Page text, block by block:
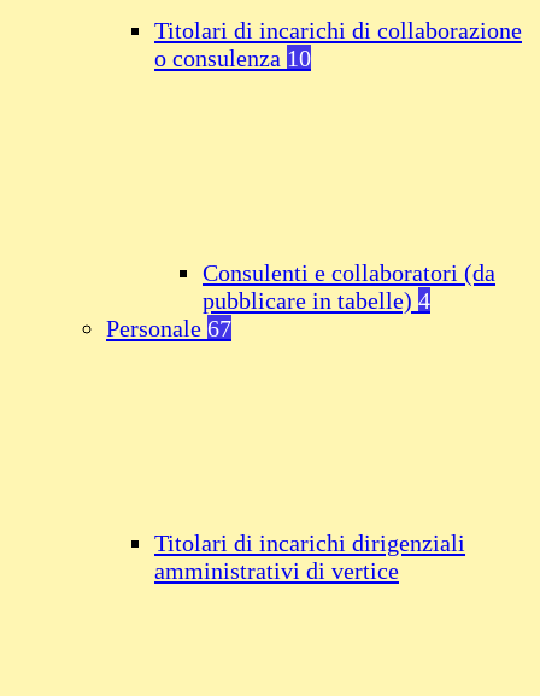
Titolari di incarichi di collaborazione
o consulenza 10
Consulenti e collaboratori (da
pubblicare in tabelle) 4
Personale 67
Titolari di incarichi dirigenziali
amministrativi di vertice